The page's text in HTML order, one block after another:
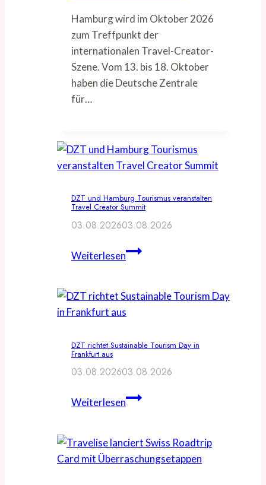
Hamburg wird im Oktober 2026
zum Treffpunkt der
internationalen Travel-Creator-
Szene. Vom 13. bis 18. Oktober
haben die Deutsche Zentrale
für…
DZT und Hamburg Tourismus veranstalten
Travel Creator Summit
03.08.202603.08.2026
WeiterlesenDZT
Tourismus
veranstalten
Creator
DZT richtet Sustainable Tourism Day in
Frankfurt aus
03.08.202603.08.2026
WeiterlesenDZT
Tourism
Day